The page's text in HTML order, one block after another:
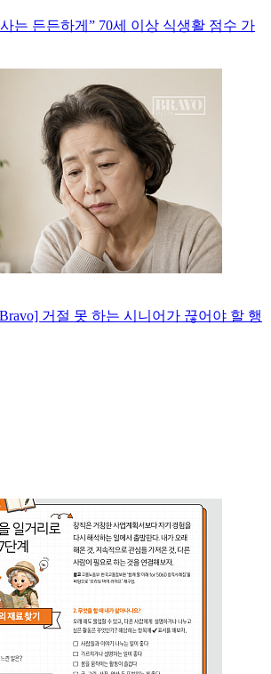
는 든든하게” 70세 이상 식생활 점수 가
거절 못 하는 시니어가 끊어야 할 행